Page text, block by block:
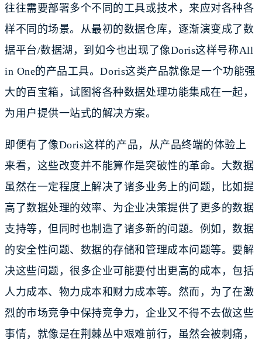
往往需要部署多个不同的工具或技术，来应对各种各
样不同的场景。从最初的数据仓库，逐渐演变成了数
据平台/数据湖，到如今也出现了像Doris这样号称All
in One的产品工具。Doris这类产品就像是一个功能强
大的百宝箱，试图将各种数据处理功能集成在一起，
为用户提供一站式的解决方案。
即便有了像Doris这样的产品，从产品终端的体验上
来看，这些改变并不能算作是突破性的革命。大数据
虽然在一定程度上解决了诸多业务上的问题，比如提
高了数据处理的效率、为企业决策提供了更多的数据
支持等，但同时也制造了诸多新的问题。例如，数据
的安全性问题、数据的存储和管理成本问题等。要解
决这些问题，很多企业可能要付出更高的成本，包括
人力成本、物力成本和财力成本等。然而，为了在激
烈的市场竞争中保持竞争力，企业又不得不去做这些
事情，就像是在荆棘丛中艰难前行，虽然会被刺痛，